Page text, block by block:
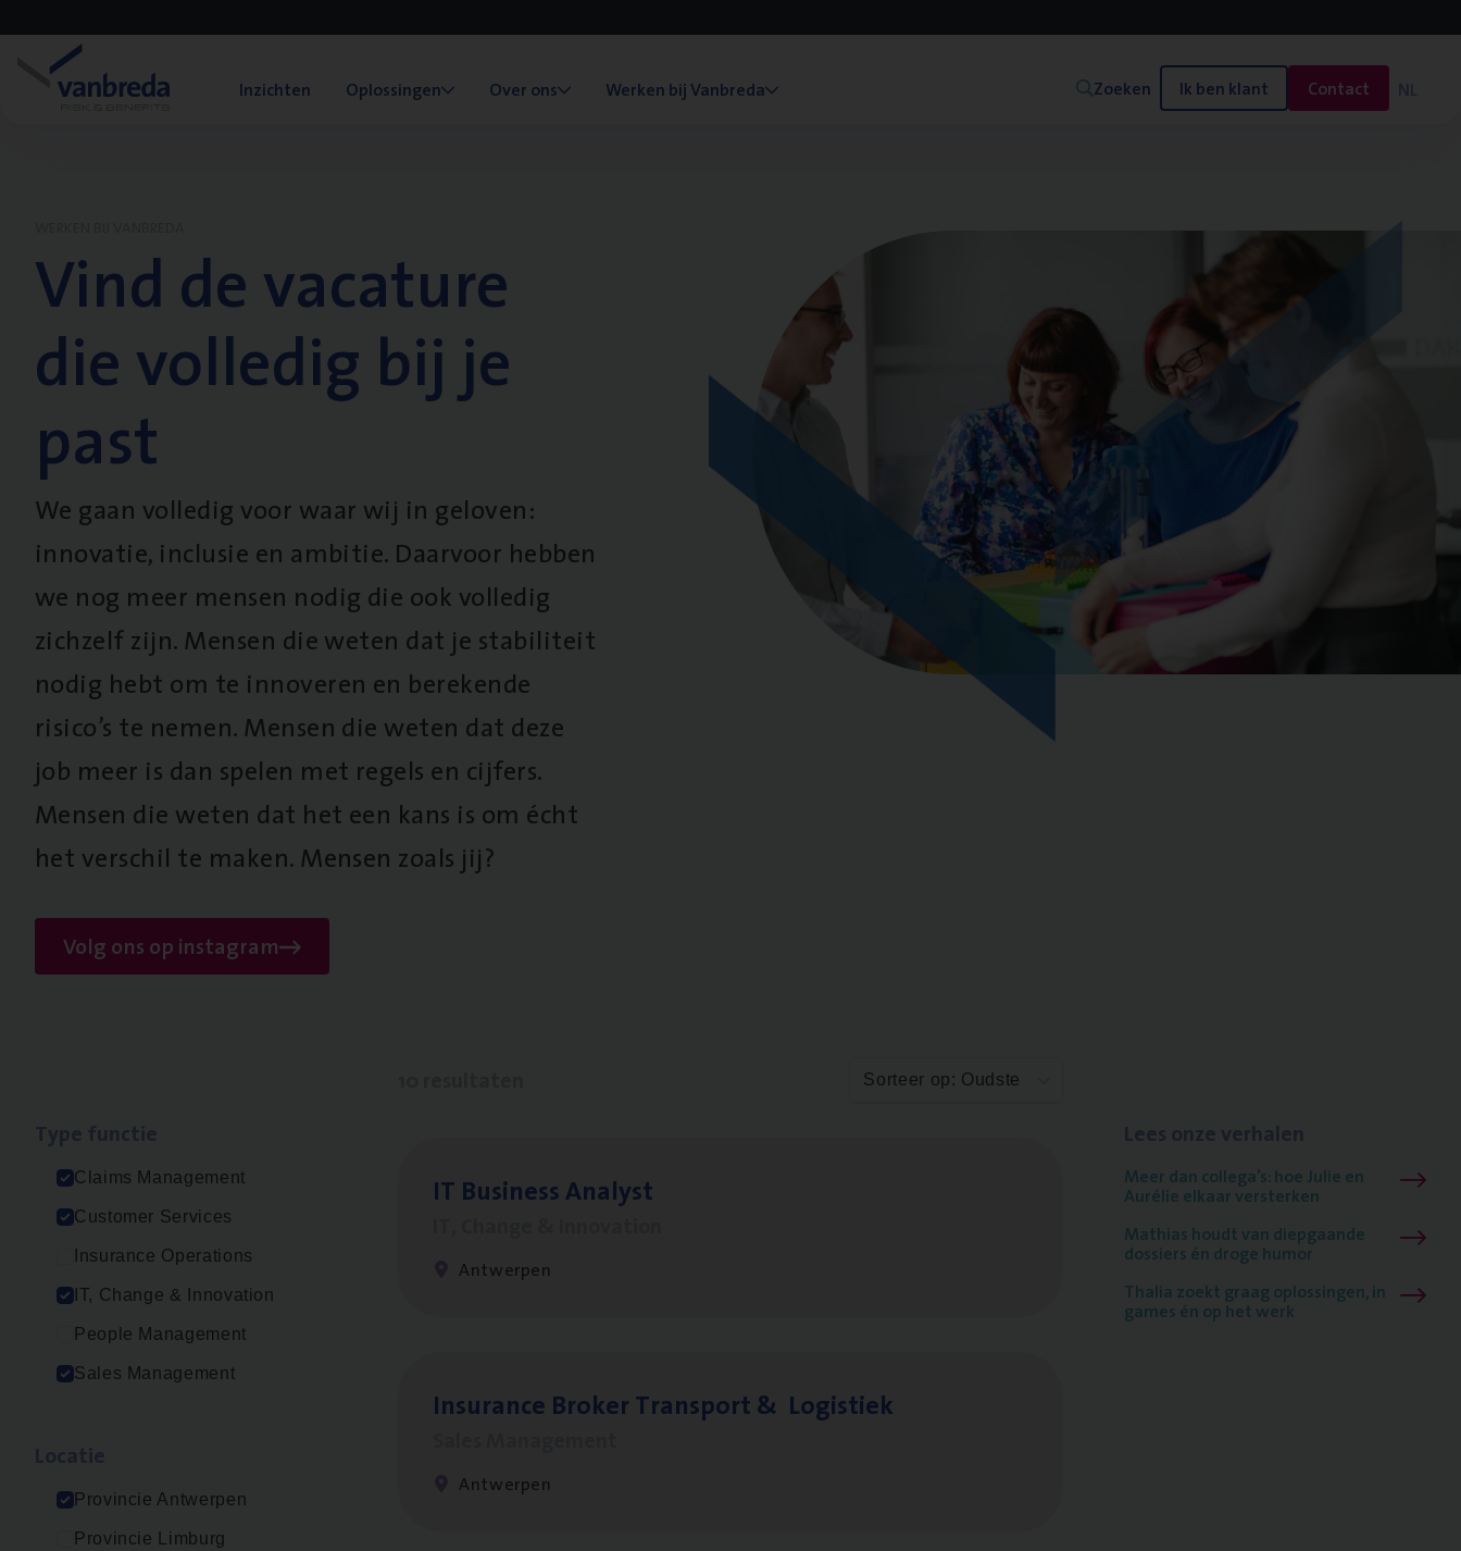
Inzichten Oplossingen Over ons Werken bij Vanbreda Zoeken Ik ben klant Contact NL
Vind de vacature
die volledig bij je
past
We gaan volledig voor waar wij in geloven:
innovatie, inclusie en ambitie. Daarvoor hebben
we nog meer mensen nodig die ook volledig
zichzelf zijn. Mensen die weten dat je stabiliteit
nodig hebt om te innoveren en berekende
risico’s te nemen. Mensen die weten dat deze
job meer is dan spelen met regels en cijfers.
Mensen die weten dat het een kans is om écht
het verschil te maken. Mensen zoals jij?
Volg ons op instagram
Claims Management
Customer Services
Insurance Operations
IT, Change & Innovation
People Management
Sales Management
Provincie Antwerpen
Provincie Limburg
Sorteer op: Oudste
IT Busi­ness Analyst
Antwerpen
Insu­ran­ce Bro­ker Trans­port& Logistiek
Antwerpen
Meer dan collega’s: hoe Julie en
Aurélie elkaar versterken
Mathias houdt van diepgaande
dossiers én droge humor
Thalia zoekt graag oplossingen, in
games én op het werk